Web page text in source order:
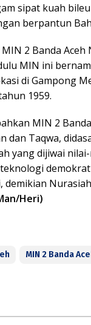
sipat kuah
berpantun
2 Banda
MIN ini
di Gampong
1959.
MIN 2
dan Taqwa,
yang dijiwai
Heri)
MIN 2 Banda